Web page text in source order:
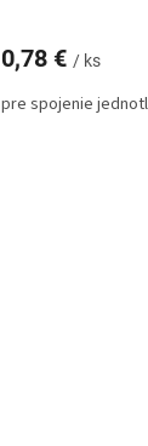
0,78 € / ks
pre spojenie